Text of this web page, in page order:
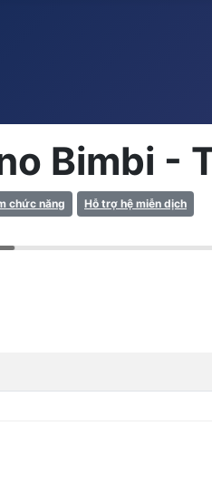
Bimbi -
chức năng Hỗ trợ hệ miễn dịch